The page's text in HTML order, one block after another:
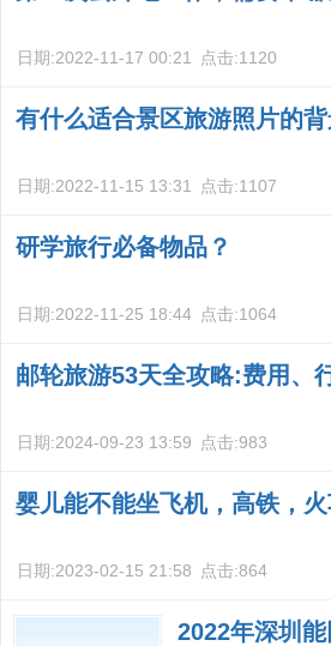
日期:2022-11-17 00:21 点击:1120
有什么适合景区旅游照片的背
日期:2022-11-15 13:31 点击:1107
研学旅行必备物品？
日期:2022-11-25 18:44 点击:1064
邮轮旅游53天全攻略:费用、
日期:2024-09-23 13:59 点击:983
婴儿能不能坐飞机，高铁，
日期:2023-02-15 21:58 点击:864
2022年深圳